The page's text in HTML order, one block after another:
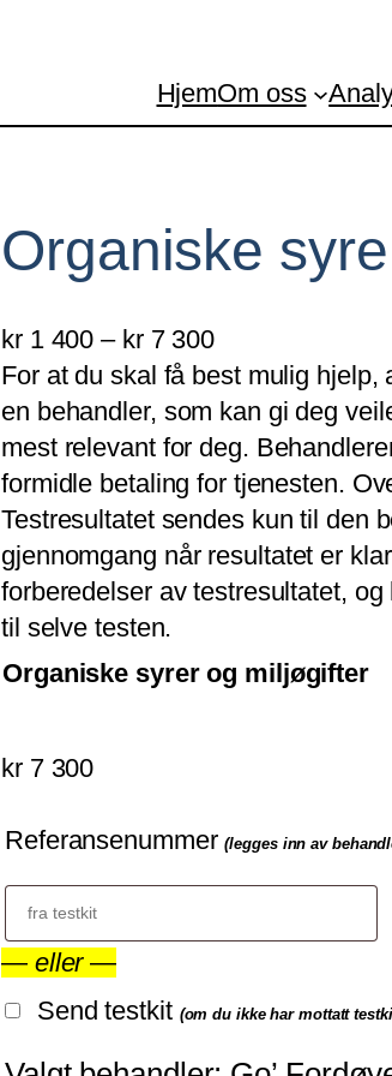
HjemOm oss
Organiske
kr1 400 – kr7 300P
r
s
o
m
r
å
e
1
0
t
For at du skal få best mulig
en behandler, som kan gi deg
mest relevant for deg.
formidle betaling for tjenesten.
Testresultatet sendes kun til den
gjennomgang når resultatet er
forberedelser av testresultatet,
til selve testen.
Organiske syrer og miljøgifter
kr7 300
Referansenummer(legges inn av
— eller—
Send testkit (om du ikke har mottatt